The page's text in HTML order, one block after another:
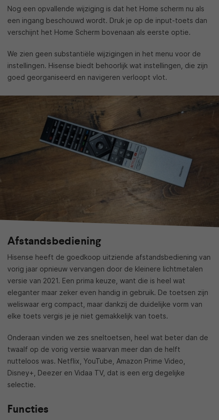
Nog een opvallende wijziging is dat het Home scherm nu als
een ingang beschouwd wordt. Druk je op de input-toets dan
verschijnt het Home Scherm bovenaan als eerste optie.
We zien geen substantiële wijzigingen in het menu voor de
instellingen. Hisense biedt behoorlijk wat instellingen, die zijn
goed georganiseerd en navigeren verloopt vlot.
Afstandsbediening
Hisense heeft de goedkoop uitziende afstandsbediening van
vorig jaar opnieuw vervangen door de kleinere lichtmetalen
versie van 2021. Een prima keuze, want die is heel wat
eleganter maar zeker even handig in gebruik. De toetsen zijn
weliswaar erg compact, maar dankzij de duidelijke vorm van
elke toets vergis je je niet gemakkelijk van toets.
Onderaan vinden we zes sneltoetsen, heel wat beter dan de
twaalf op de vorig versie waarvan meer dan de helft
nutteloos was. Netflix, YouTube, Amazon Prime Video,
Disney+, Deezer en Vidaa TV, dat is een erg degelijke
selectie.
Functies